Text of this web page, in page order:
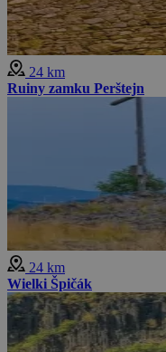
24 km
Ruiny zamku Perštejn
24 km
Wielki Špičák